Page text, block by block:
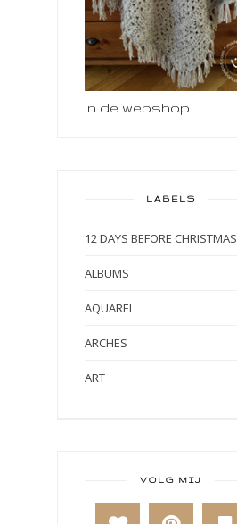
in de webshop
LABELS
12 DAYS BEFORE CHRISTMAS
ALBUMS
AQUAREL
ARCHES
ART
BAKKEN
VOLG MIJ